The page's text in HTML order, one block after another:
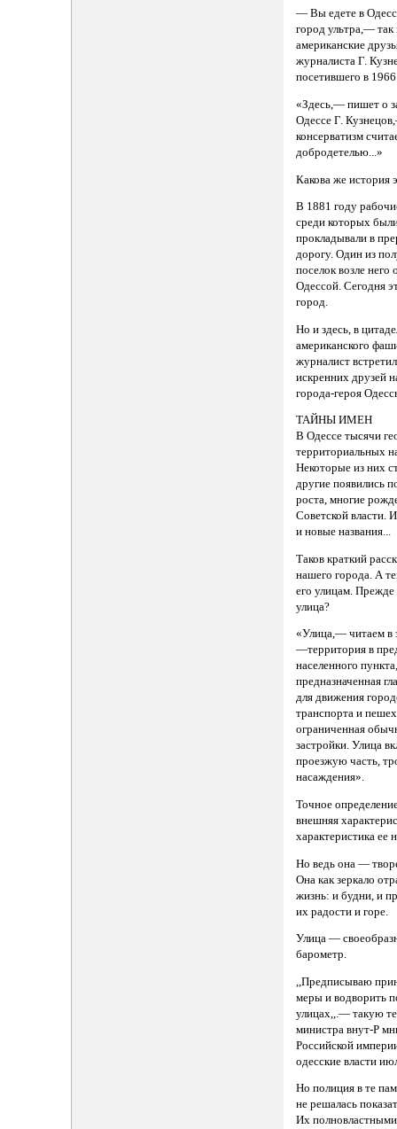
— Вы едете в
город ультра,— так
американские
журналиста Г.
посетившего в
«Здесь,— пишет о
Одессе Г.
консерватизм
добродетелью...»
Какова же история
В 1881 году
среди которых
прокладывали в
дорогу. Один из
поселок возле него
Одессой. Сегодня
город.
Но и здесь, в
американского
журналист
искренних друзей
города-героя
ТАЙНЫ ИМЕН
В Одессе тысячи
территориальных
Некоторые из них
другие появились
роста, многие
Советской власти.
и новые названия...
Таков краткий
нашего города. А
его улицам. Прежде
улица?
«Улица,— читаем в
—территория в
населенного
предназначенная
для движения
транспорта и
ограниченная
застройки. Улица
проезжую часть,
насаждения».
Точное
внешняя
характеристика ее
Но ведь она —
Она как зеркало
жизнь: и будни, и
их радости и горе.
Улица —
барометр.
,,Предписываю
меры и водворить
улицах,,.— такую
министра внут-Р
Российской
одесские власти
Но полиция в те
не решалась
Их